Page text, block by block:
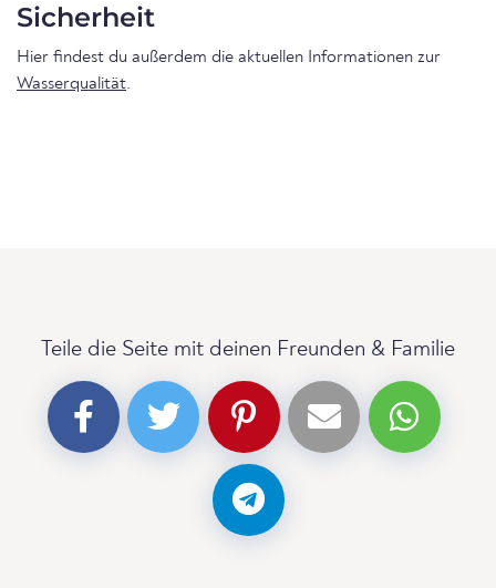
Sicherheit
Hier findest du außerdem die aktuellen Informationen zur
Wasserqualität.
Teile die Seite mit deinen Freunden & Familie